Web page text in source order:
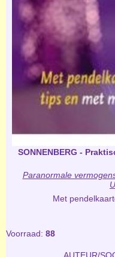
SONNENBERG -
Paranormale
Met
Voorraad: 88